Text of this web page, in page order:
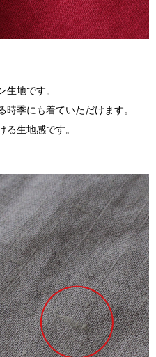
生地です。
季にも着ていただけます。
る生地感です。